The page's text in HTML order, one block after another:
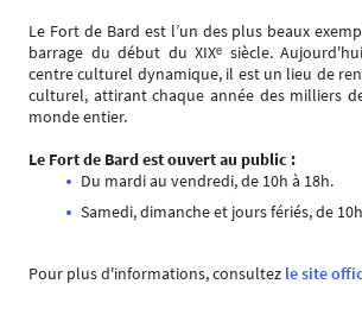
Le Fort de Bard est l’un des plus beaux
barrage du début du XIXᵉ siècle.
centre culturel dynamique, il est un lieu de
culturel, attirant chaque année des milliers
monde entier.
Le Fort de Bard est ouvert au public :
Du mardi au vendredi, de 10h à 18h.
Samedi, dimanche et jours fériés, de
Pour plus d'informations, consultez le site